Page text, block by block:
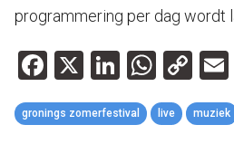
programmering per dag wordt
Facebook
X LinkedIn
Link
gronings zomerfestival live muziek